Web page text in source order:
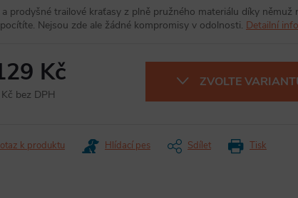
a prodyšné trailové kraťasy z plně pružného materiálu díky němuž
Nejsou zde ale žádné kompromisy v odolnosti. Detailní
Kč
bez DPH
ZVOLTE
Tisk
k produktu Hlídací pes Sdílet